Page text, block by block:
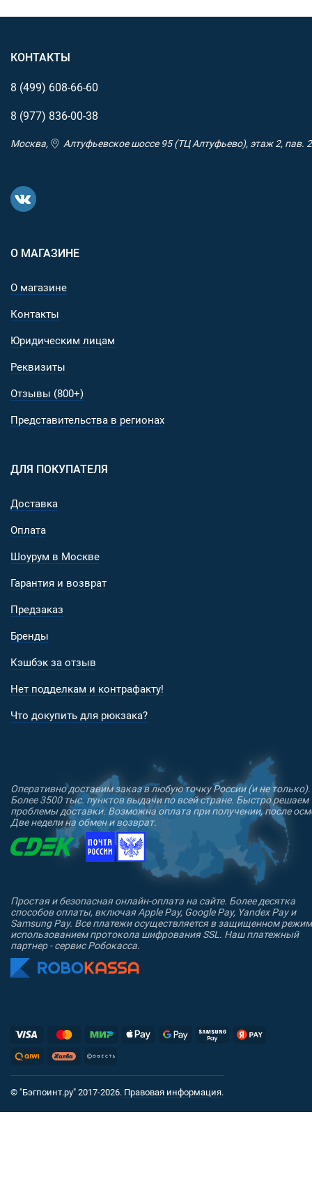
КОНТАКТЫ
8 (499) 608-66-60
8 (977) 836-00-38
Москва, Алтуфьевское шоссе 95 (ТЦ Алтуфьево), этаж 2, пав. 2
О МАГАЗИНЕ
О магазине
Контакты
Юридическим лицам
Реквизиты
Отзывы (800+)
Представительства в регионах
ДЛЯ ПОКУПАТЕЛЯ
Доставка
Оплата
Шоурум в Москве
Гарантия и возврат
Предзаказ
Бренды
Кэшбэк за отзыв
Нет подделкам и контрафакту!
Что докупить для рюкзака?
Оперативно доставим заказ в любую точку России (и не только).
Более 3500 тыс. пунктов выдачи по всей стране. Быстро решаем
проблемы доставки. Возможна оплата при получении, после
Две недели на обмен и возврат.
Простая и безопасная онлайн-оплата на сайте. Более десятка
способов оплаты, включая Apple Pay, Google Pay, Yandex Pay и
Samsung Pay. Все платежи осуществляется в защищенном
использованием протокола шифрования SSL. Наш платежный
партнер - сервис Робокасса.
© "Бэгпоинт.ру" 2017-2026. Правовая информация.